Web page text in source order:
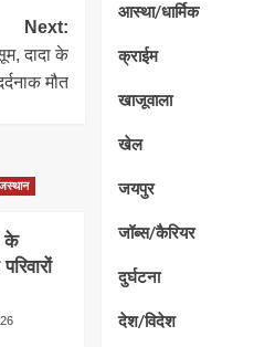
Next:
दादा के
मौत
के
आस्था/धार्मिक
क्राईम
खाजूवाला
खेल
जयपुर
जॉब्स/कैरियर
दुर्घटना
देश/विदेश